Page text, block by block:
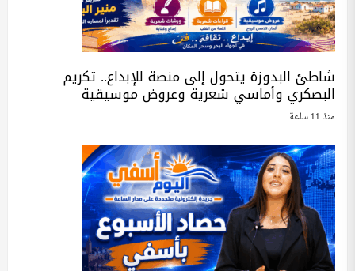
شاطئ البدوزة يتحول إلى منصة للإبداع.. تكريم
البصكري وأماسي شعرية وعروض موسيقية
منذ 11 ساعة